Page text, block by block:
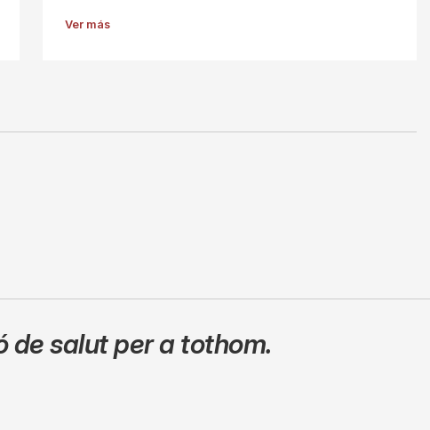
Ver más
de salut per a tothom.